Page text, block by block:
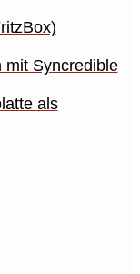
mit Syncredible
als